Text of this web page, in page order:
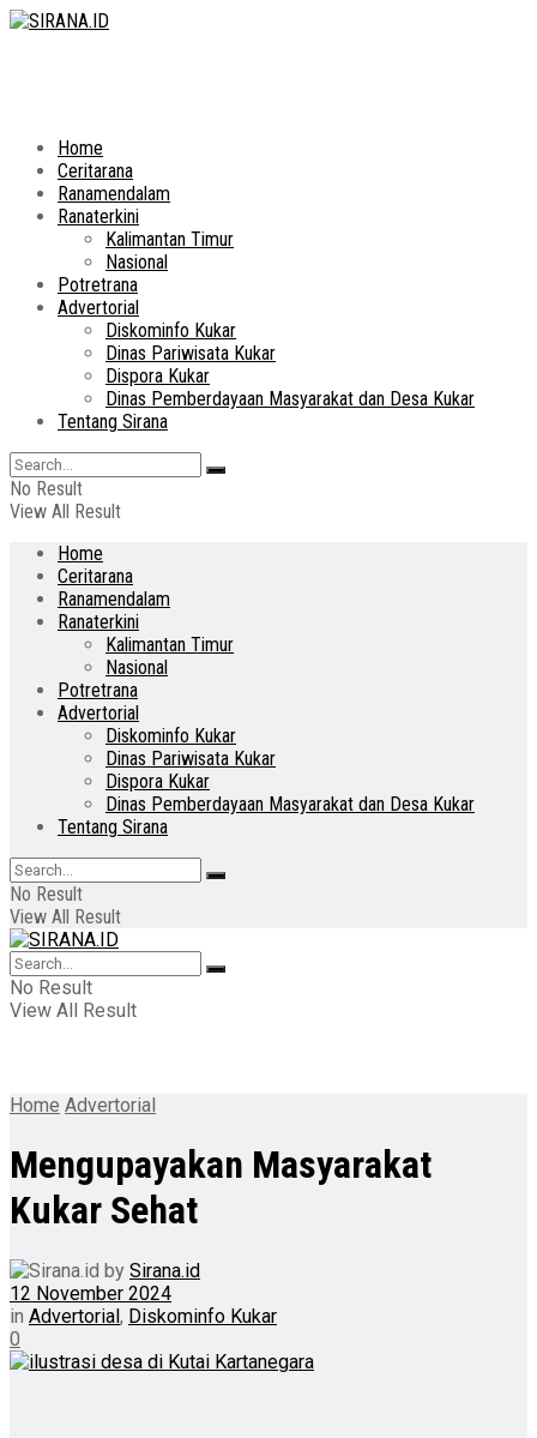
Home
Ceritarana
Ranamendalam
Ranaterkini
Kalimantan Timur
Nasional
Potretrana
Advertorial
Diskominfo Kukar
Dinas Pariwisata Kukar
Dispora Kukar
Dinas Pemberdayaan Masyarakat dan Desa Kukar
Tentang Sirana
No Result
View All Result
Home
Ceritarana
Ranamendalam
Ranaterkini
Kalimantan Timur
Nasional
Potretrana
Advertorial
Diskominfo Kukar
Dinas Pariwisata Kukar
Dispora Kukar
Dinas Pemberdayaan Masyarakat dan Desa Kukar
Tentang Sirana
No Result
View All Result
No Result
View All Result
Home Advertorial
Mengupayakan Masyarakat
Kukar Sehat
by Sirana.id
12 November 2024
in Advertorial, Diskominfo Kukar
0